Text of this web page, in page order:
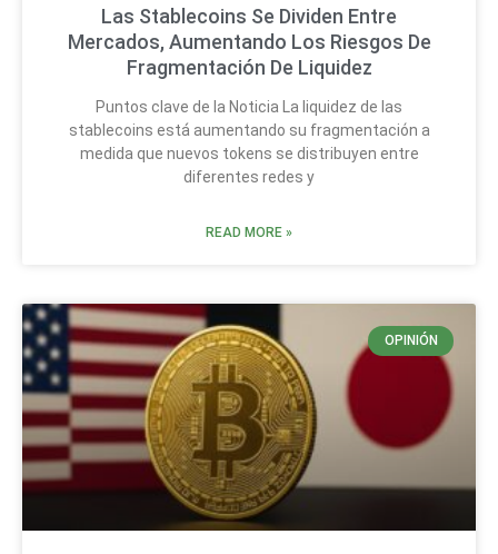
Las Stablecoins Se Dividen Entre
Mercados, Aumentando Los Riesgos De
Fragmentación De Liquidez
Puntos clave de la Noticia La liquidez de las
stablecoins está aumentando su fragmentación a
medida que nuevos tokens se distribuyen entre
diferentes redes y
READ MORE »
OPINIÓN